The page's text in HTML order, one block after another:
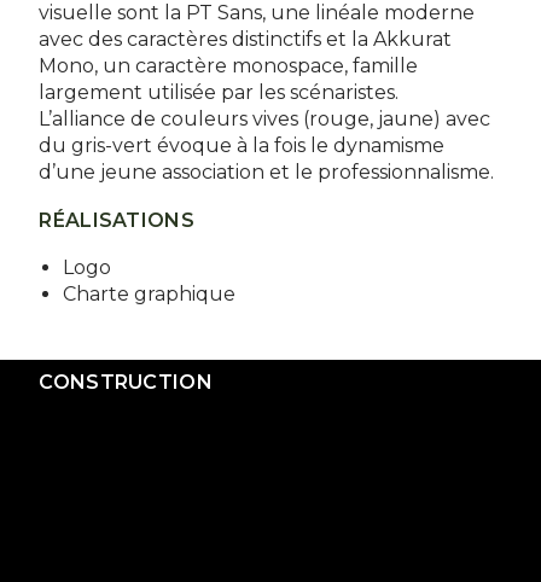
visuelle sont la PT Sans, une linéale moderne
avec des caractères distinctifs et la Akkurat
Mono, un caractère monospace, famille
largement utilisée par les scénaristes.
L’alliance de couleurs vives (rouge, jaune) avec
du gris-vert évoque à la fois le dynamisme
d’une jeune association et le professionnalisme.
RÉALISATIONS
Logo
Charte graphique
CONSTRUCTION